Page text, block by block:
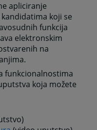
apliciranje
kandidatima koji se
funkcija
elektronskim
na
funkcionalnostima
koja možete